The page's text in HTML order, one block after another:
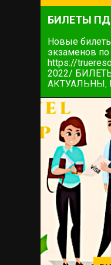
БИЛЕТЫ
Новые
экзаменов
https://
2022/
АКТУАЛЬНЫ,
ПО ССЫЛКЕ
НИЖЕ
ПОЛЕЗНОЙ
удобно...